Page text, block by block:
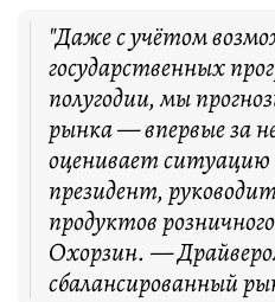
"Даже с учётом
государственных
полугодии, мы
рынка — впервые за
оценивает
президент,
продуктов
Охорзин. —
сбалансированный